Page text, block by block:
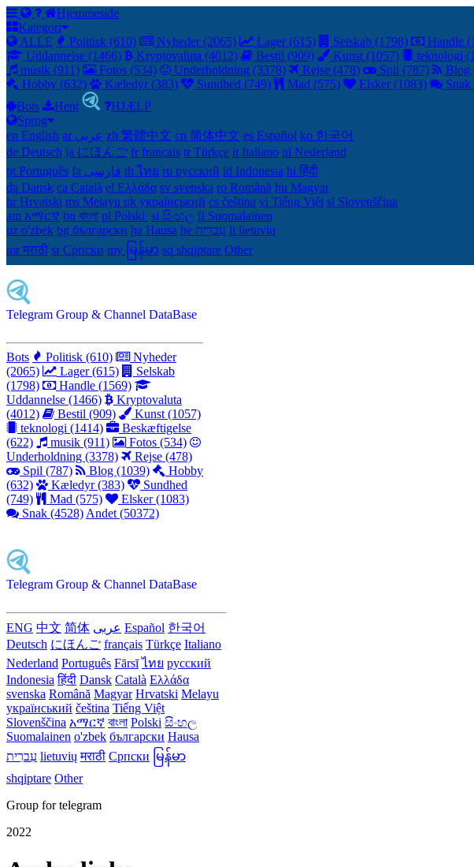
Hjemmeside
Kategori
ALLE
Politisk (610) Nyheder (2065) Lager (615) Selskab (1798) Handle
Uddannelse (1466)
Kryptovaluta (4012) Bestil (909) Kunst (1057) teknologi
musik (911)
Fotos (534) Underholdning (3378) Rejse (478) Spil (787)
Blog
Hobby (632)
Kæledyr (383) Sundhed (749) Mad (575) Elsker (1083)
Bots
Hent
HJÆLP
Sprog
en English
ar عربى zh 繁體中文 cn 简体中文 es Español ko 한국어
de Deutsch ja にほんご fr français tr Türkçe it Italiano nl Nederland
pt Português
th ไทย ru русский id Indonesia hi हिंदी
da Dansk‎ ca Català el Ελλάδα sv svenska ro Română hu Magyar
hr Hrvatski ms Melayu uk український‎ cs čeština‎ vi Tiếng Việt sl Slovenščina
am አማርኛ bn বাংলা pl Polski ‎ si සිංහල fi Suomalainen
uz o'zbek bg български ha Hausa‎ he עִברִית lt lietuvių
mr मराठी sr Српски my မြန်မာ sq shqiptare Other
Telegram Group & Channel DataBase
Bots Politisk (610)
Nyheder
(2065)
Lager (615)
Selskab
(1798)
Handle (1569)
Uddannelse (1466)
Kryptovaluta
(4012)
Bestil (909)
Kunst (1057)
teknologi (1414)
Beskæftigelse
(622)
musik (911)
Fotos (534)
Underholdning (3378)
Rejse (478)
Spil (787)
Blog (1039)
Hobby
(632)
Kæledyr (383)
Sundhed
(749)
Mad (575)
Elsker (1083)
Snak (4528) Andet (50372)
Telegram Group & Channel DataBase
ENG 中文 简体 عربى Español 한국어
Deutsch にほんご français Türkçe Italiano
Nederland Português Fārsī‎ ไทย русский
Indonesia हिंदी Dansk‎ Català Ελλάδα
svenska Română Magyar Hrvatski Melayu
український čeština Tiếng Việt
Slovenščina አማርኛ বাংলা Polski සිංහල
Suomalainen o'zbek български Hausa
עִברִית lietuvių मराठी Српски မြန်မာ
shqiptare Other
Group for telegram
2022